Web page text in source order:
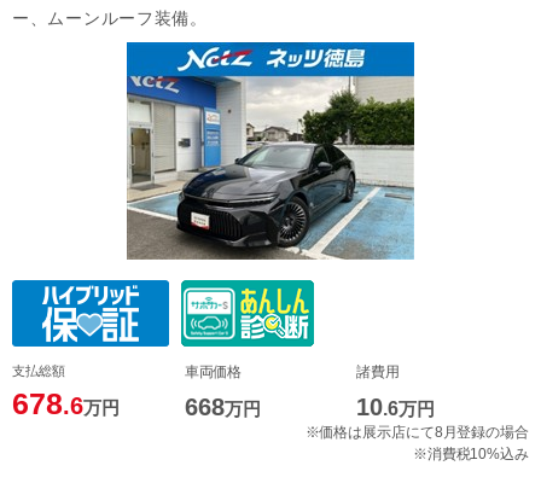
ー、ムーンルーフ装備。
支払総額
678.6万円
車両価格
668万円
諸費用
10.6万円
※価格は展示店にて8月登録の場合
※消費税10%込み